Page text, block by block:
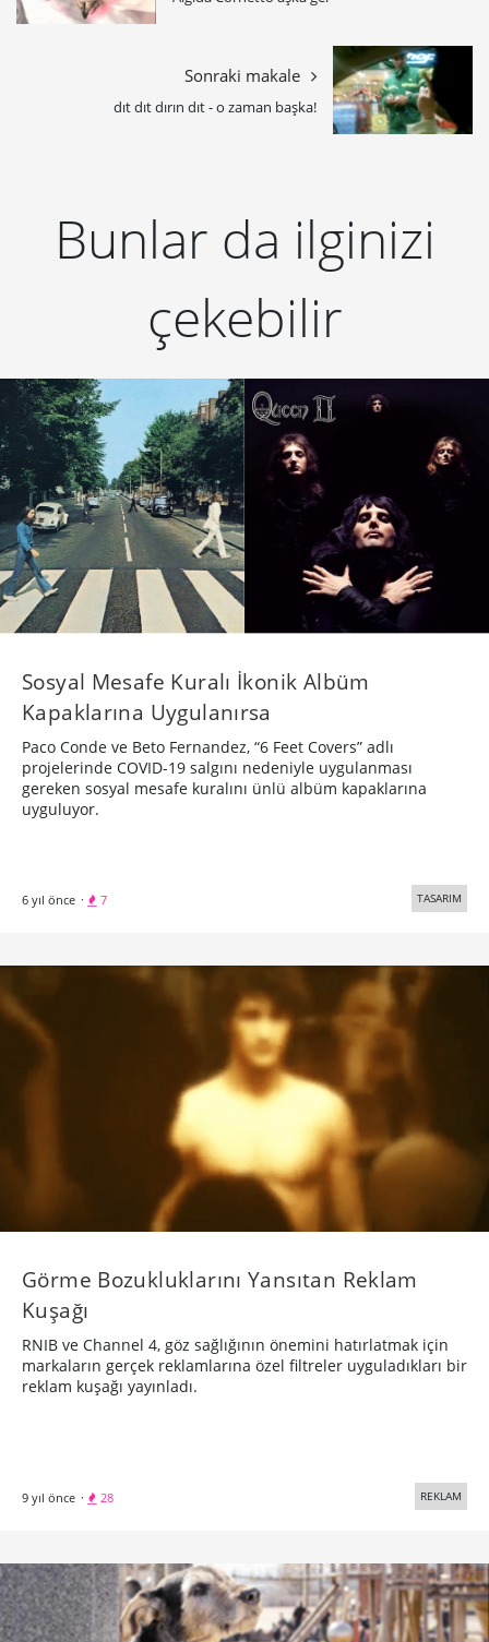
Sonraki makale
dıt dıt dırın dıt - o zaman başka!
Bunlar da ilginizi
çekebilir
Sosyal Mesafe Kuralı İkonik Albüm
Kapaklarına Uygulanırsa
Paco Conde ve Beto Fernandez, “6 Feet Covers” adlı
projelerinde COVID-19 salgını nedeniyle uygulanması
gereken sosyal mesafe kuralını ünlü albüm kapaklarına
uyguluyor.
6 yıl önce · 7 TASARIM
Görme Bozukluklarını Yansıtan Reklam
Kuşağı
RNIB ve Channel 4, göz sağlığının önemini hatırlatmak için
markaların gerçek reklamlarına özel filtreler uyguladıkları bir
reklam kuşağı yayınladı.
9 yıl önce · 28 REKLAM